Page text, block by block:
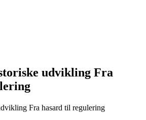
udvikling Fra
Fra hasard til regulering